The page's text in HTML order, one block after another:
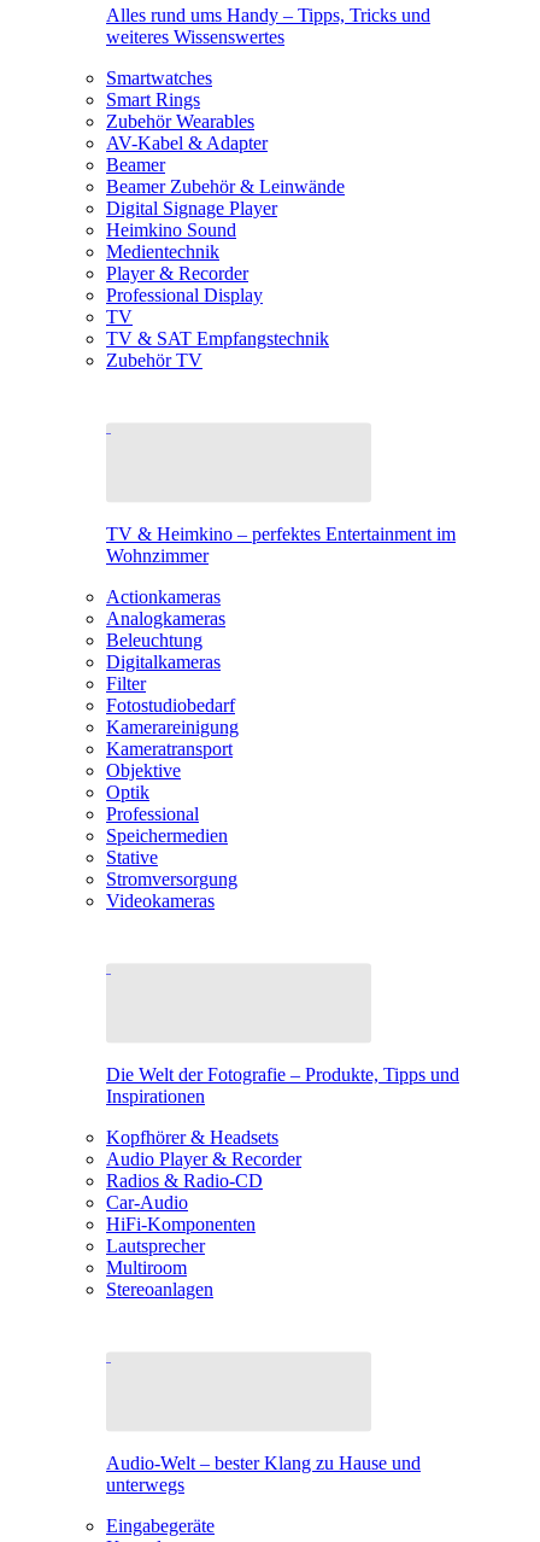
Alles rund ums Handy – Tipps, Tricks und
weiteres Wissenswertes
Smartwatches
Smart Rings
Zubehör Wearables
AV-Kabel & Adapter
Beamer
Beamer Zubehör & Leinwände
Digital Signage Player
Heimkino Sound
Medientechnik
Player & Recorder
Professional Display
TV
TV & SAT Empfangstechnik
Zubehör TV
TV & Heimkino – perfektes Entertainment im
Wohnzimmer
Actionkameras
Analogkameras
Beleuchtung
Digitalkameras
Filter
Fotostudiobedarf
Kamerareinigung
Kameratransport
Objektive
Optik
Professional
Speichermedien
Stative
Stromversorgung
Videokameras
Die Welt der Fotografie – Produkte, Tipps und
Inspirationen
Kopfhörer & Headsets
Audio Player & Recorder
Radios & Radio-CD
Car-Audio
HiFi-Komponenten
Lautsprecher
Multiroom
Stereoanlagen
Audio-Welt – bester Klang zu Hause und
unterwegs
Eingabegeräte